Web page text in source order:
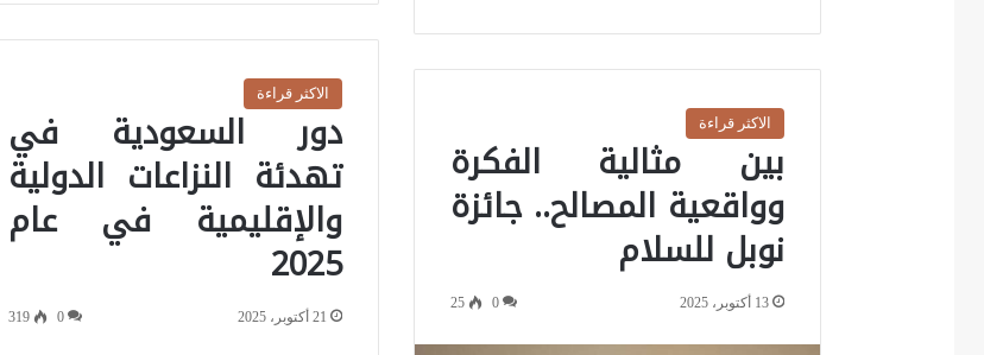
الاكثر قراءة
دور السعودية في
تهدئة النزاعات الدولية
والإقليمية في عام
2025
21 أكتوبر، 2025 0
319
الاكثر قراءة
بين مثالية الفكرة
وواقعية المصالح.. جائزة
نوبل للسلام
13 أكتوبر، 2025 0
25